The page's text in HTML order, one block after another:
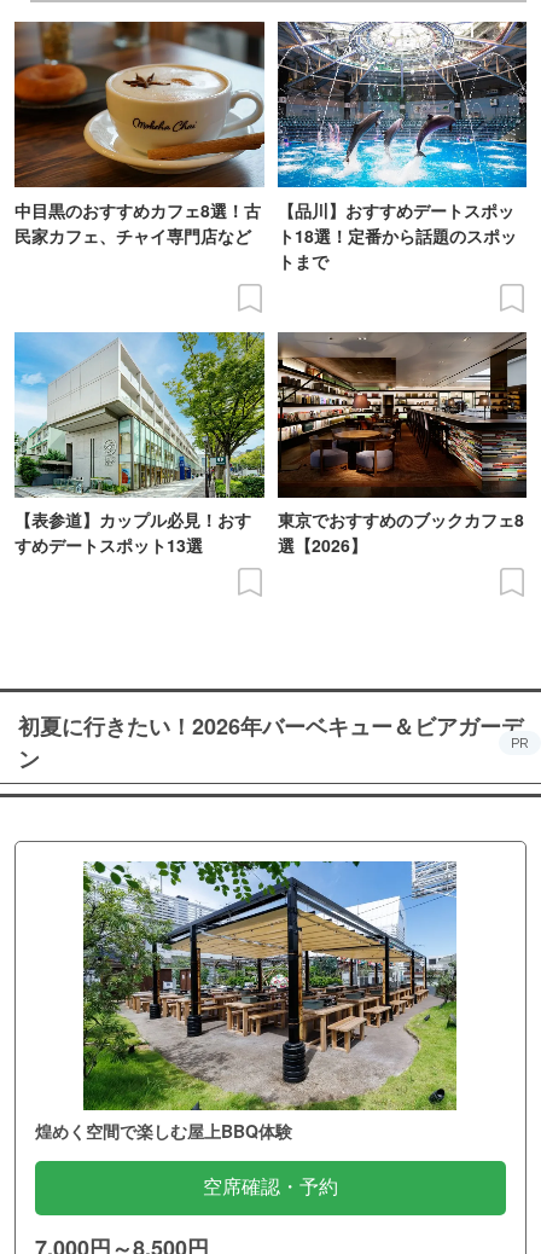
中目黒のおすすめカフェ8選！古
民家カフェ、チャイ専門店など
【品川】おすすめデートスポッ
ト18選！定番から話題のスポッ
トまで
【表参道】カップル必見！おす
すめデートスポット13選
東京でおすすめのブックカフェ8
選【2026】
初夏に行きたい！2026年バーベキュー＆ビアガーデ
ン
PR
煌めく空間で楽しむ屋上BBQ体験
空席確認・予約